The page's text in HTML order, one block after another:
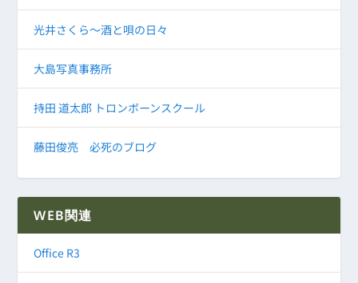
光井さくら～酒と唄の日々
大島写真事務所
持田 道太郎 トロンボーンスクール
藤田俊亮 必死のブログ
WEB関連
Office R3